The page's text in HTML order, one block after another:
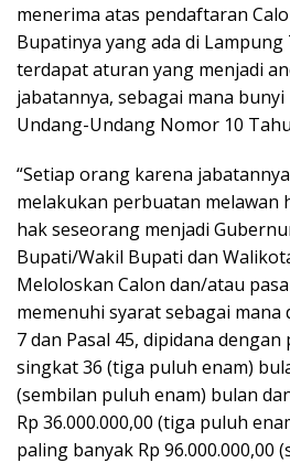
menerima atas pendaftaran
Bupatinya yang ada di
terdapat aturan yang menjadi
jabatannya, sebagai mana bunyi
Undang-Undang Nomor 10
“Setiap orang karena
melakukan perbuatan melawan
hak seseorang menjadi
Bupati/Wakil Bupati dan
Meloloskan Calon dan/atau
memenuhi syarat sebagai mana
7 dan Pasal 45, dipidana
singkat 36 (tiga puluh enam)
(sembilan puluh enam) bulan
Rp 36.000.000,00 (tiga puluh
paling banyak Rp 96.000.000,00